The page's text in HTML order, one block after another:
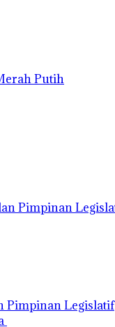
Putih
Pimpinan Legislatif